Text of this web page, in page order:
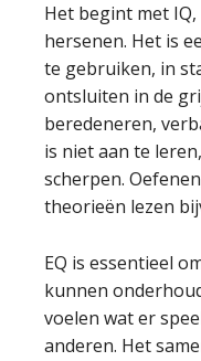
Het begint met
hersenen. Het is
te gebruiken, in
ontsluiten in de
beredeneren,
is niet aan te
scherpen.
theorieën lezen
EQ is essentieel
kunnen
voelen wat er
anderen. Het